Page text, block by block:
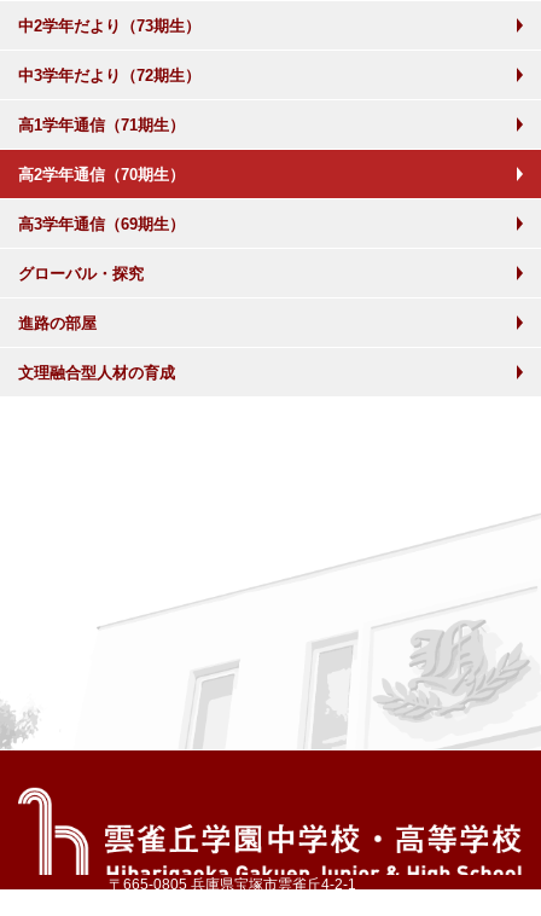
中2学年だより（73期生）
中3学年だより（72期生）
高1学年通信（71期生）
高2学年通信（70期生）
高3学年通信（69期生）
グローバル・探究
進路の部屋
文理融合型人材の育成
〒665-0805 兵庫県宝塚市雲雀丘4-2-1